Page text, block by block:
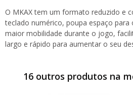
O MKAX tem um formato reduzido e
teclado numérico, poupa espaço
maior mobilidade durante o jogo,
largo e rápido para aumentar o seu
16 outros produtos na